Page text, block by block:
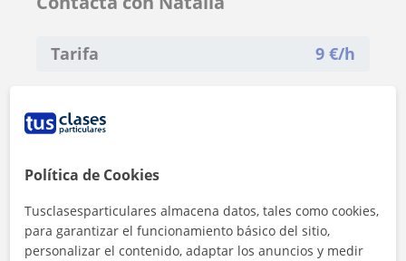
Tarifa 9 €/h
Política de Cookies
Tusclasesparticulares almacena datos, tales como cookies,
para garantizar el funcionamiento básico del sitio,
personalizar el contenido, adaptar los anuncios y medir